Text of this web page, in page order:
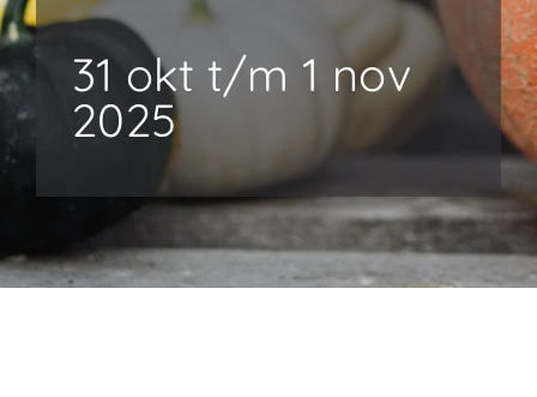
31 okt t/m 1 nov
2025